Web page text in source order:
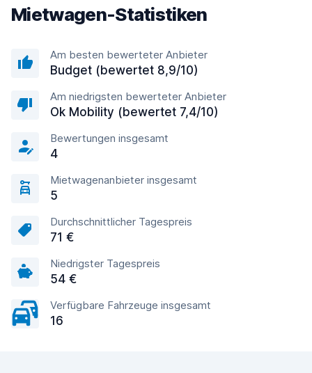
Mietwagen-Statistiken
Am besten bewerteter Anbieter
Budget (bewertet 8,9/10)
Am niedrigsten bewerteter Anbieter
Ok Mobility (bewertet 7,4/10)
Bewertungen insgesamt
4
Mietwagenanbieter insgesamt
5
Durchschnittlicher Tagespreis
71 €
Niedrigster Tagespreis
54 €
Verfügbare Fahrzeuge insgesamt
16